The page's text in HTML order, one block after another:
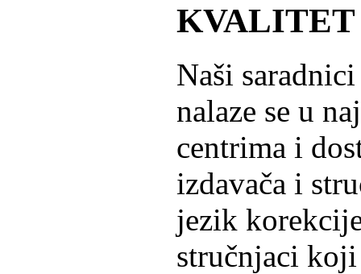
KVALITET
Naši
nalaze se u
centrima i
izdavača i
jezik
stručnjaci